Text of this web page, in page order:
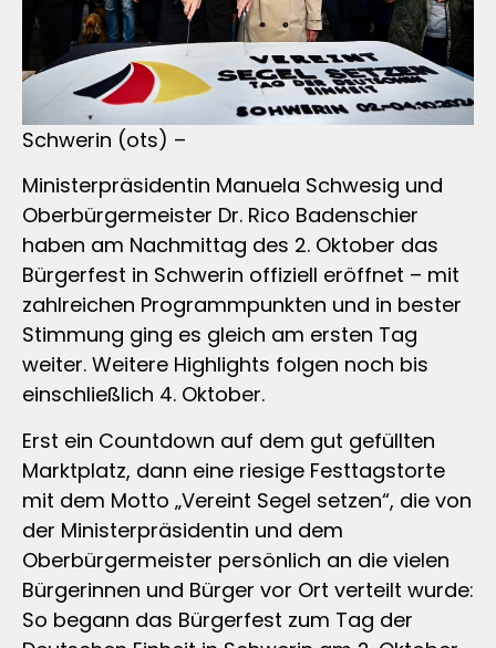
Schwerin (ots) –
Ministerpräsidentin Manuela Schwesig und
Oberbürgermeister Dr. Rico Badenschier
haben am Nachmittag des 2. Oktober das
Bürgerfest in Schwerin offiziell eröffnet – mit
zahlreichen Programmpunkten und in bester
Stimmung ging es gleich am ersten Tag
weiter. Weitere Highlights folgen noch bis
einschließlich 4. Oktober.
Erst ein Countdown auf dem gut gefüllten
Marktplatz, dann eine riesige Festtagstorte
mit dem Motto „Vereint Segel setzen“, die von
der Ministerpräsidentin und dem
Oberbürgermeister persönlich an die vielen
Bürgerinnen und Bürger vor Ort verteilt wurde:
So begann das Bürgerfest zum Tag der